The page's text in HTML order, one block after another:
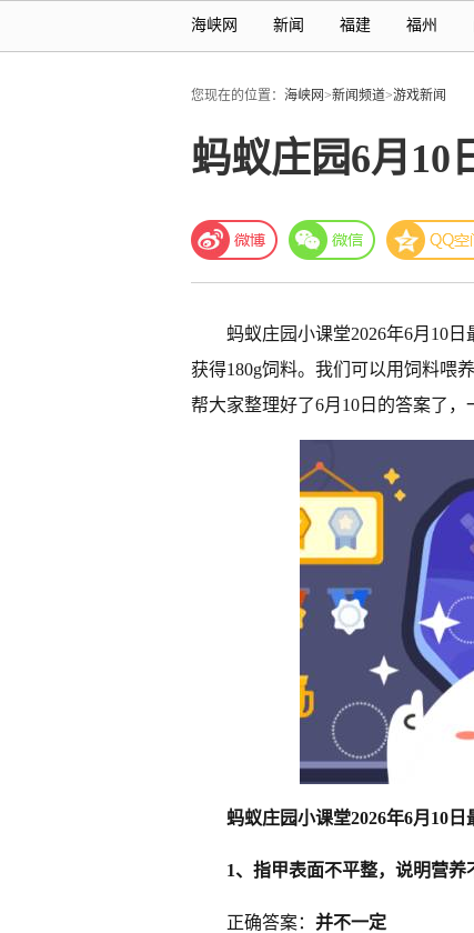
海峡网 新闻 福建 福州
您现在的位置： 海峡网>新闻频道>游戏新闻
蚂蚁庄园6月10
蚂蚁庄园小课堂2026年6月10
获得180g饲料。我们可以用饲料喂
帮大家整理好了6月10日的答案了，
蚂蚁庄园小课堂2026年6月10日
1、指甲表面不平整，说明营养
正确答案： 并不一定